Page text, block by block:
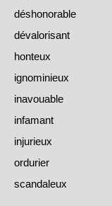
déshonorable
dévalorisant
honteux
ignominieux
inavouable
infamant
injurieux
ordurier
scandaleux